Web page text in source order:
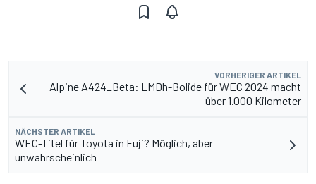
VORHERIGER ARTIKEL
Alpine A424_Beta: LMDh-Bolide für WEC 2024 macht
über 1.000 Kilometer
NÄCHSTER ARTIKEL
WEC-Titel für Toyota in Fuji? Möglich, aber
unwahrscheinlich